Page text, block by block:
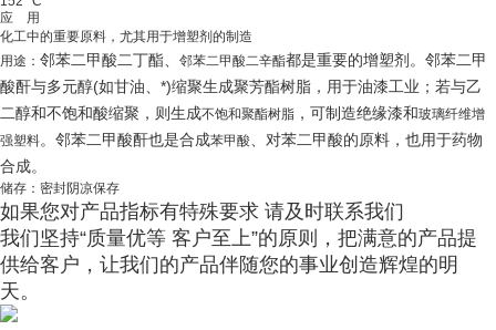
应 用
化工中的重要原料，尤其用于增塑剂的制造
用途： 邻苯二甲酸二丁酯、 邻苯二甲酸二辛酯都是重要的增塑剂。邻苯二甲
酸酐与多元醇(如甘油、*)缩聚生成聚芳酯树脂，用于油漆工业；若与乙
二醇和不饱和酸缩聚，则生成不饱和聚酯树脂 ，可制造绝缘漆和玻璃纤维增
强塑料。邻苯二甲酸酐也是合成苯甲酸
、对苯二甲酸的原料，也用于药物
合成。
储存：密封阴凉保存
如果您对产品指标有特殊要求 请及时联系我们
我们坚持“质量优等 客户至上”的原则，把满意的产品提
供给客户，让我们的产品伴随您的事业创造辉煌的明
天。